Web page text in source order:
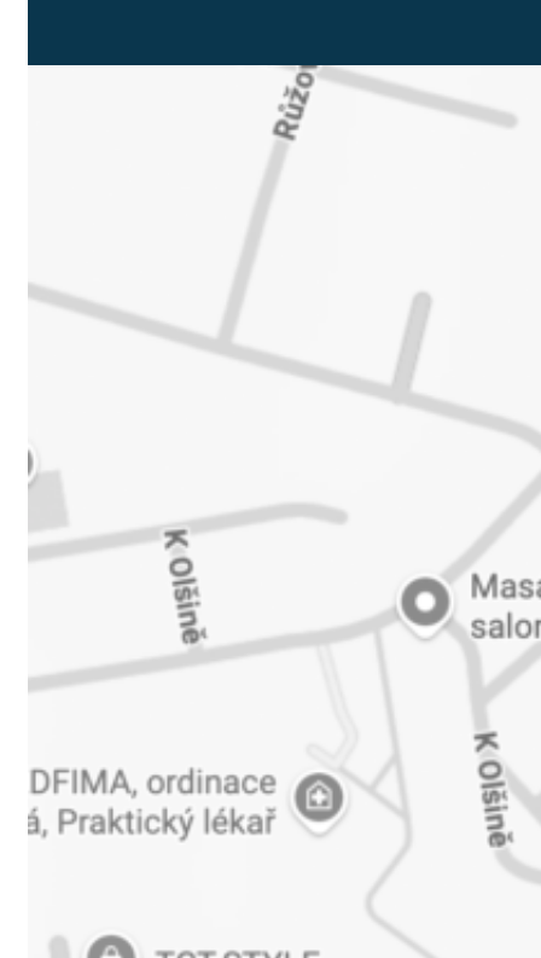
rohože
Dávkovače a
technické doplňky
Úklidové systémy
Zařízení sociální péče
Dezinfekce pro
profesionální
Dávkovače a
technické doplňky
Úklidové systémy